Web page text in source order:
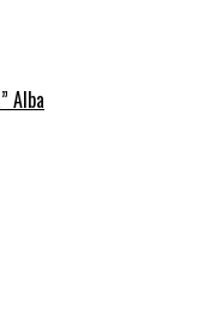
Alba